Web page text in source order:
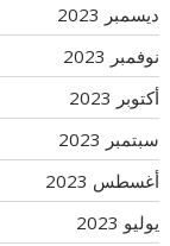
ديسمبر 2023
نوفمبر 2023
أكتوبر 2023
سبتمبر 2023
أغسطس 2023
يوليو 2023